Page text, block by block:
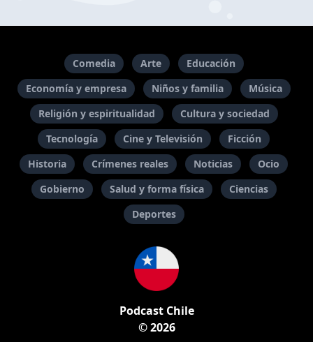
Comedia Arte
Educación
Economía y empresa
Niños y familia
Música
Religión y espiritualidad
Cultura y sociedad
Tecnología
Cine y Televisión
Ficción
Historia
Crímenes reales Noticias
Ocio
Gobierno
Salud y forma física
Ciencias
Deportes
Podcast Chile
© 2026